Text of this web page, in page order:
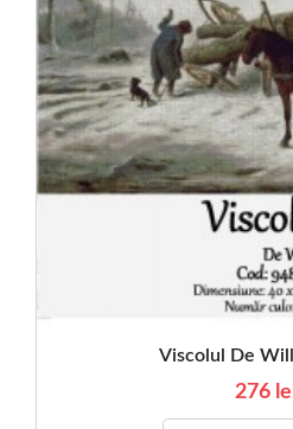
Viscolul De
276